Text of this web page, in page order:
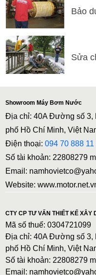
Bảo
Sửa
Showroom Máy Bơm Nước
Địa chỉ: 40A Đường số 3,
phố Hồ Chí Minh, Việt
Điện thoại:094 70 888 11
Số tài khoản: 22808279
Email:
Website:
CTY CP TƯ VẤN THIẾT KẾ XÂY
Mã số thuế: 0304721099
Địa chỉ: 40A Đường số 3,
phố Hồ Chí Minh, Việt
Số tài khoản: 22808279
Email: